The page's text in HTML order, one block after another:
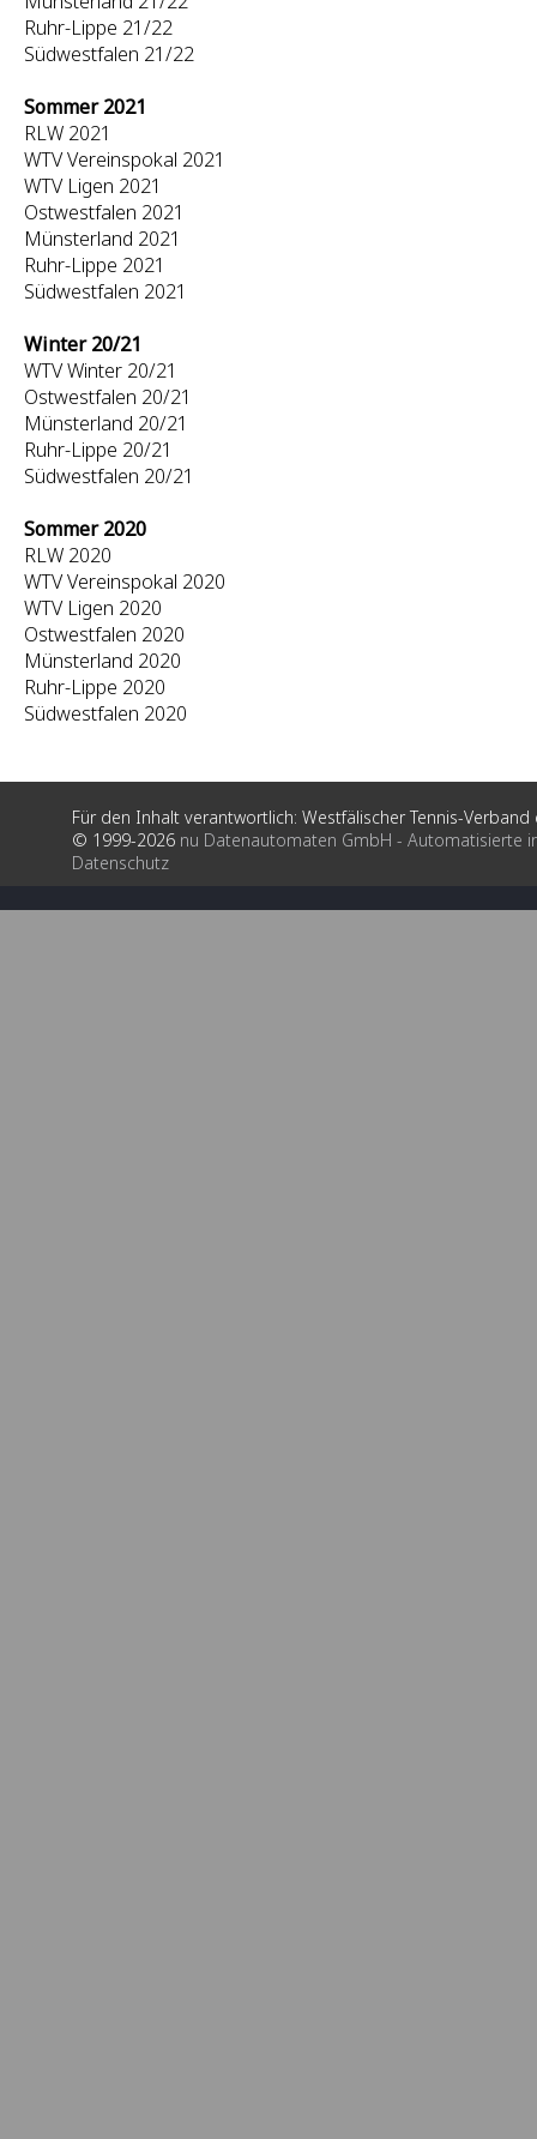
Ruhr-Lippe 21/22
Südwestfalen 21/22
Sommer 2021
RLW 2021
WTV Vereinspokal 2021
WTV Ligen 2021
Ostwestfalen 2021
Münsterland 2021
Ruhr-Lippe 2021
Südwestfalen 2021
Winter 20/21
WTV Winter 20/21
Ostwestfalen 20/21
Münsterland 20/21
Ruhr-Lippe 20/21
Südwestfalen 20/21
Sommer 2020
RLW 2020
WTV Vereinspokal 2020
WTV Ligen 2020
Ostwestfalen 2020
Münsterland 2020
Ruhr-Lippe 2020
Südwestfalen 2020
Für den Inhalt verantwortlich: Westfälischer Tennis-Verband
© 1999-2026 nu Datenautomaten GmbH - Automatisierte
Datenschutz